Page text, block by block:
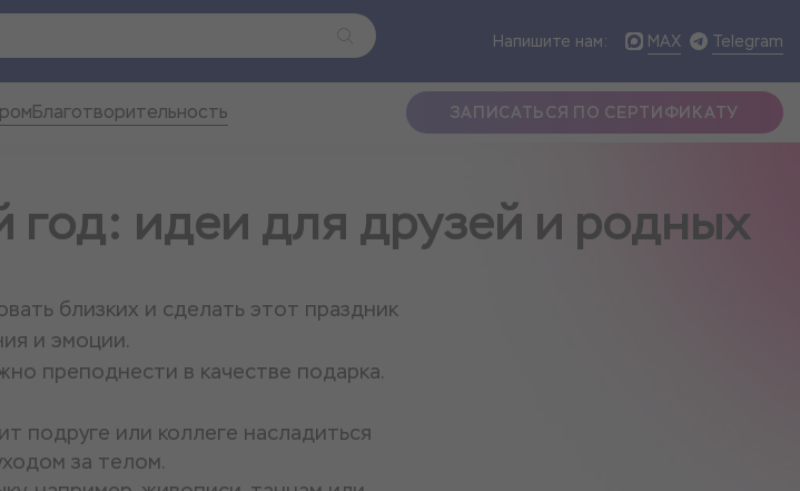
Напишите нам: MAX Telegram
Благотворительность ЗАПИСАТЬСЯ ПО СЕРТИФИКАТУ
идеи для друзей и родных
близких и сделать этот праздник
и эмоции.
преподнести в качестве подарка.
подруге или коллеге насладиться
за телом.